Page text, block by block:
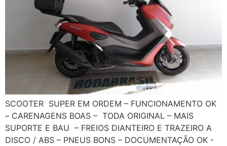
SCOOTER SUPER EM ORDEM – FUNCIONAMENTO OK
– CARENAGENS BOAS – TODA ORIGINAL – MAIS
SUPORTE E BAU – FREIOS DIANTEIRO E TRAZEIRO A
DISCO / ABS – PNEUS BONS – DOCUMENTAÇÃO OK -